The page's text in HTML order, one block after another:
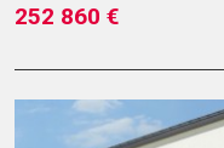
252 860 €